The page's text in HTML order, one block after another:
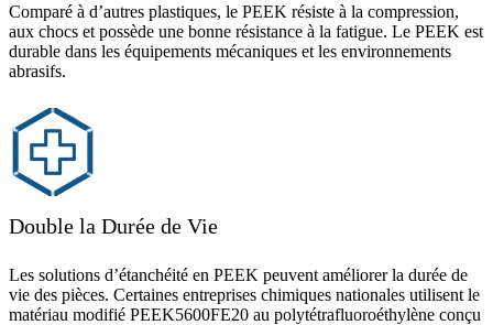
Comparé à d’autres plastiques, le PEEK résiste à la compression,
aux chocs et possède une bonne résistance à la fatigue. Le PEEK est
durable dans les équipements mécaniques et les environnements
abrasifs.
Double la Durée de Vie
Les solutions d’étanchéité en PEEK peuvent améliorer la durée de
vie des pièces. Certaines entreprises chimiques nationales utilisent le
matériau modifié PEEK5600FE20 au polytétrafluoroéthylène conçu